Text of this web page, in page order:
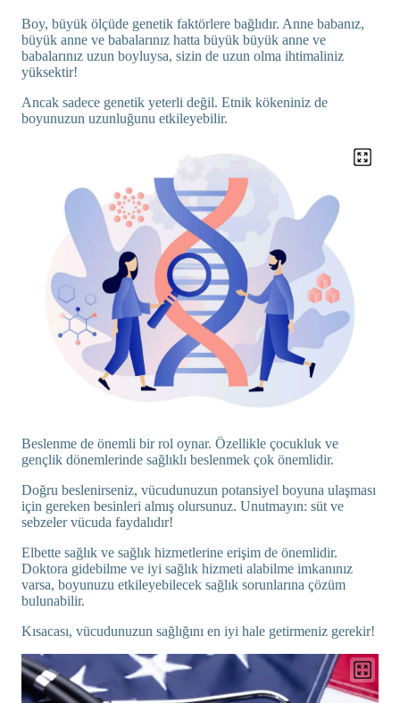
Boy, büyük ölçüde genetik faktörlere bağlıdır. Anne babanız,
büyük anne ve babalarınız hatta büyük büyük anne ve
babalarınız uzun boyluysa, sizin de uzun olma ihtimaliniz
yüksektir!
Ancak sadece genetik yeterli değil. Etnik kökeniniz de
boyunuzun uzunluğunu etkileyebilir.
Beslenme de önemli bir rol oynar. Özellikle çocukluk ve
gençlik dönemlerinde sağlıklı beslenmek çok önemlidir.
Doğru beslenirseniz, vücudunuzun potansiyel boyuna ulaşması
için gereken besinleri almış olursunuz. Unutmayın: süt ve
sebzeler vücuda faydalıdır!
Elbette sağlık ve sağlık hizmetlerine erişim de önemlidir.
Doktora gidebilme ve iyi sağlık hizmeti alabilme imkanınız
varsa, boyunuzu etkileyebilecek sağlık sorunlarına çözüm
bulunabilir.
Kısacası, vücudunuzun sağlığını en iyi hale getirmeniz gerekir!